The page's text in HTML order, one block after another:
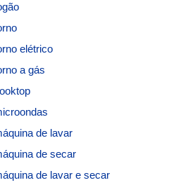
elétrico
a gás
de lavar
de secar
de lavar e secar